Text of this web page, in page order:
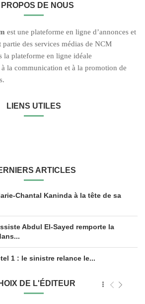
PROPOS DE NOUS
est une plateforme en ligne d’annonces et
des services médias de NCM
la plateforme en ligne idéale
la communication et à la promotion de
LIENS UTILES
ARTICLES
Chantal Kaninda à la tête de sa
Abdul El-Sayed remporte la
1 : le sinistre relance le...
DE L'ÉDITEUR